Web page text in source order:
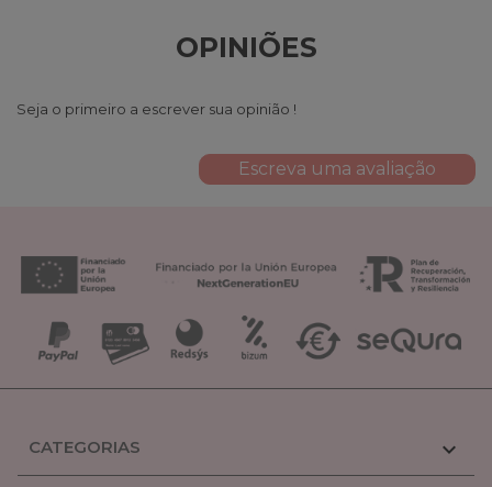
OPINIÕES
Seja o primeiro a escrever sua opinião !
Escreva uma avaliação
CATEGORIAS 